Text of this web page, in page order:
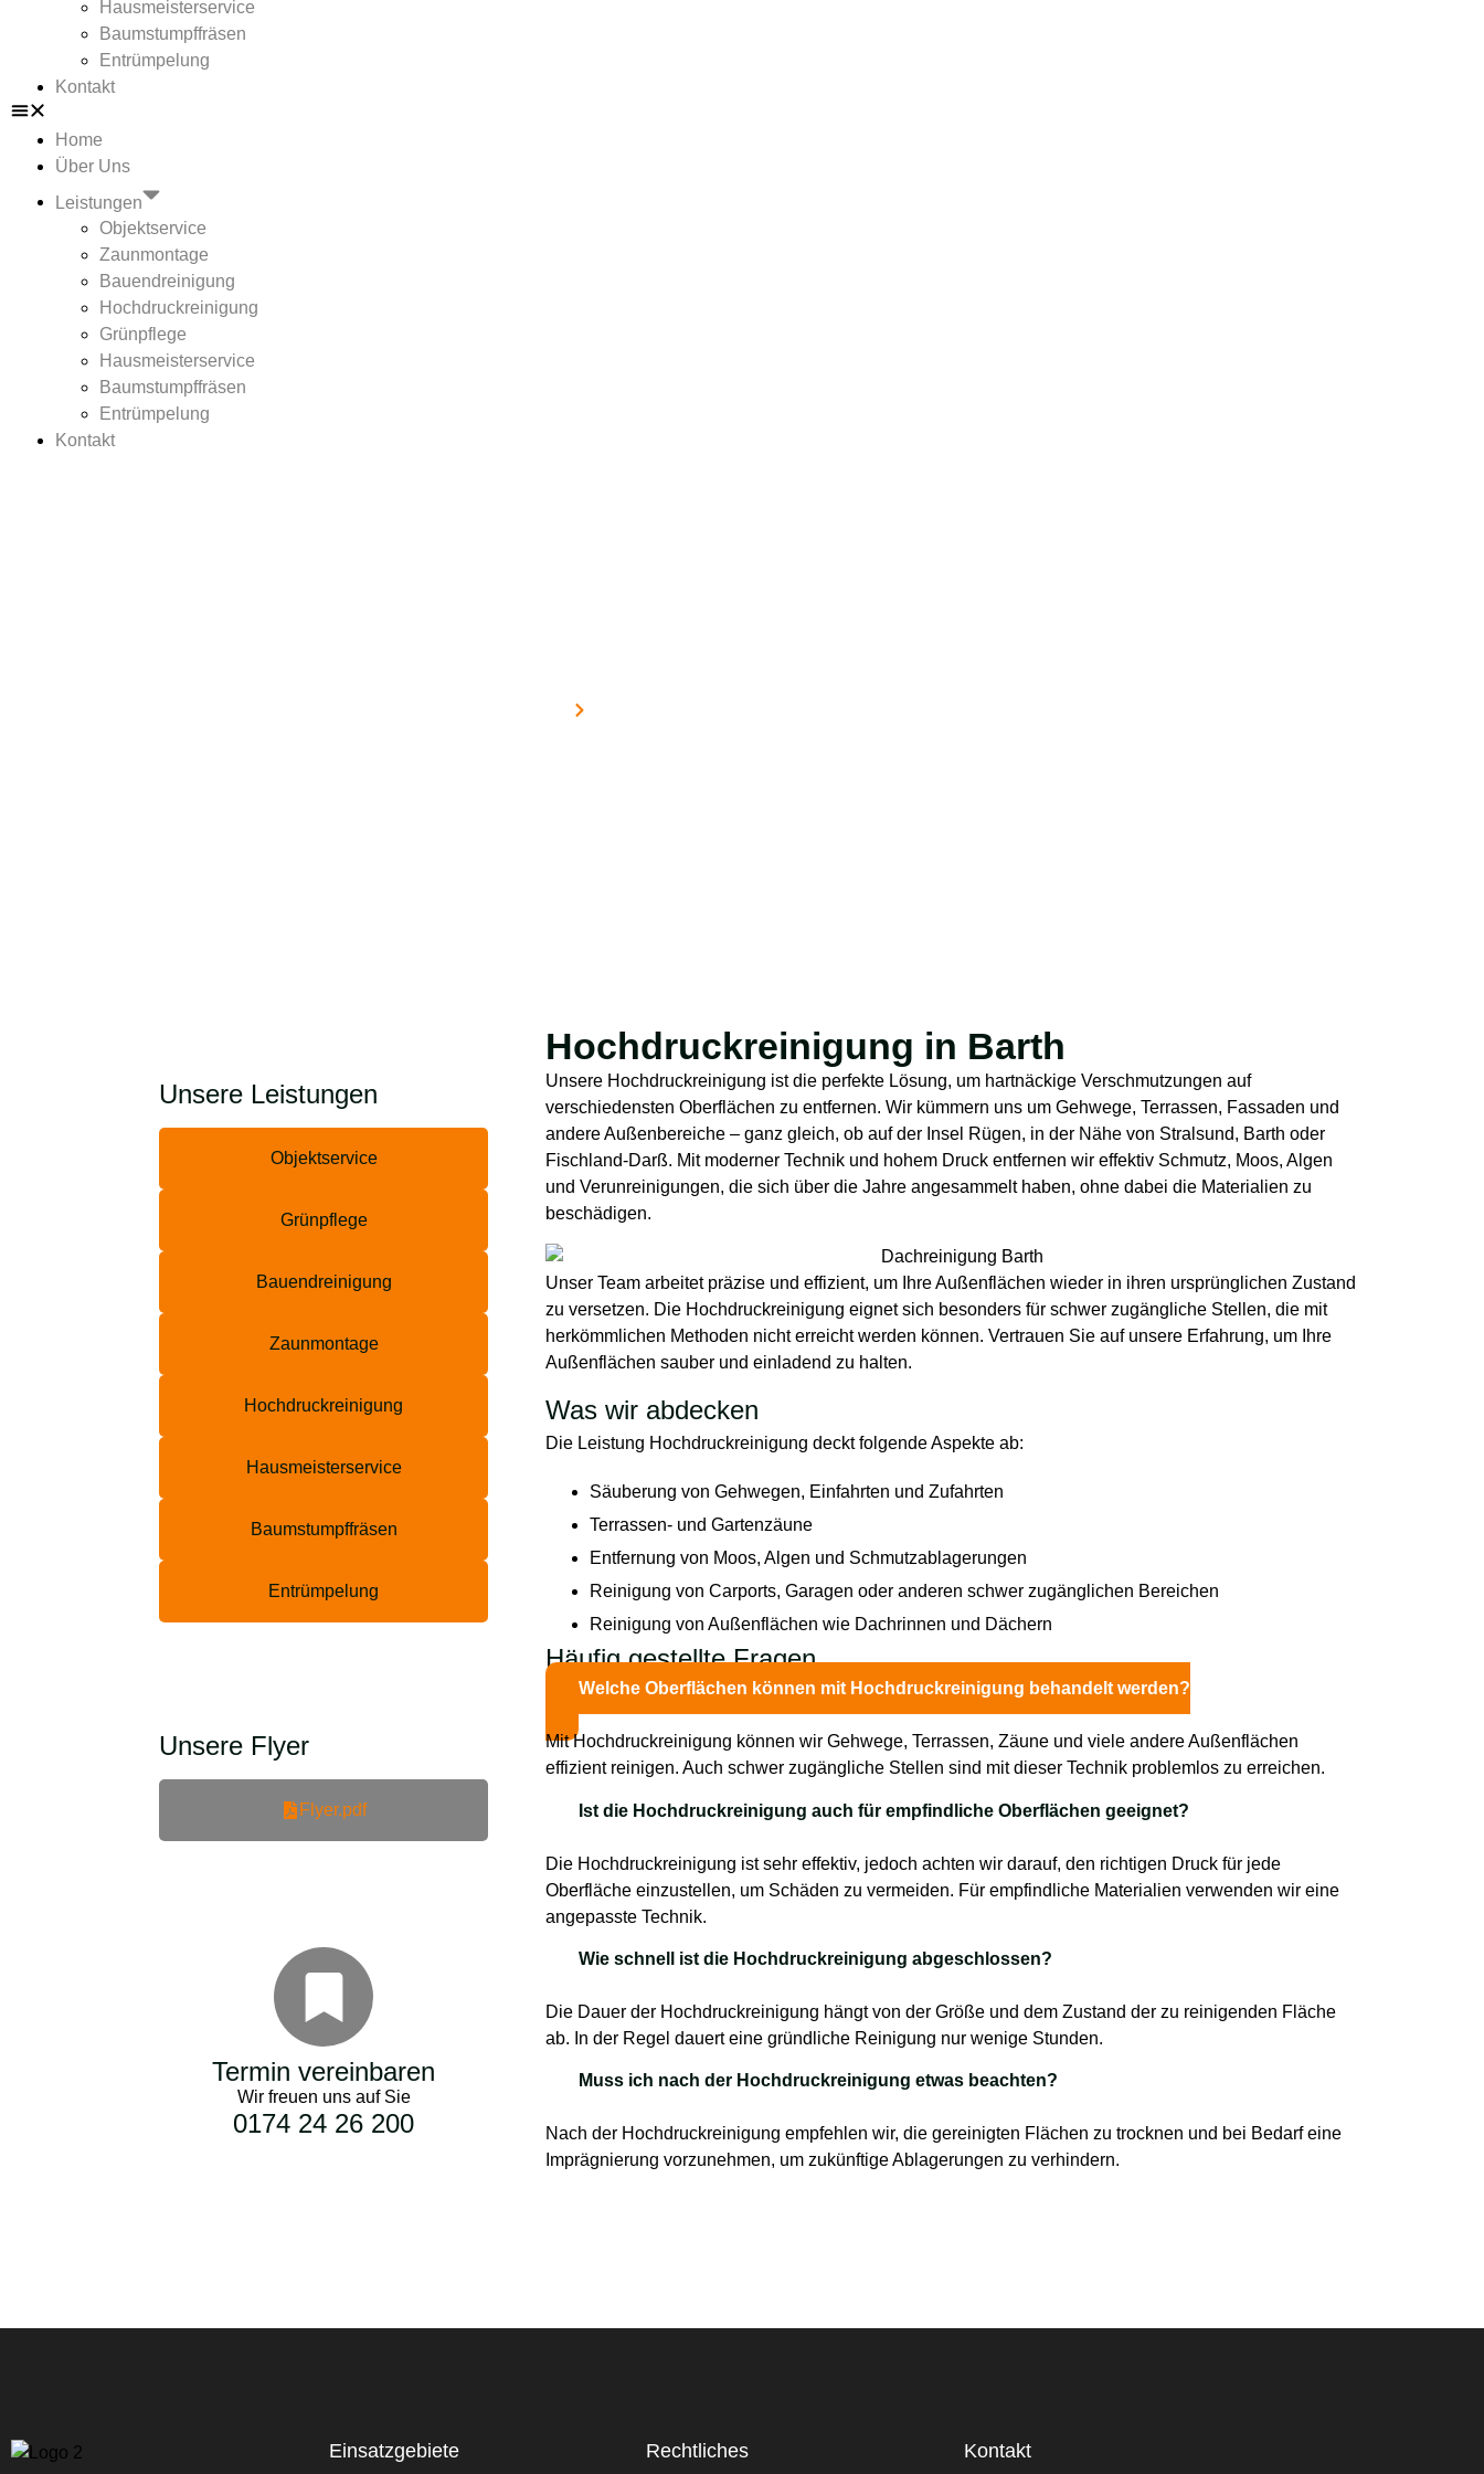
Hausmeisterservice
Baumstumpffräsen
Entrümpelung
Kontakt
Home
Über Uns
Leistungen
Objektservice
Zaunmontage
Bauendreinigung
Hochdruckreinigung
Grünpflege
Hausmeisterservice
Baumstumpffräsen
Entrümpelung
Kontakt
Unsere Leistungen
Objektservice
Grünpflege
Bauendreinigung
Zaunmontage
Hochdruckreinigung
Hausmeisterservice
Baumstumpffräsen
Entrümpelung
Unsere Flyer
Flyer.pdf
Termin vereinbaren
Wir freuen uns auf Sie
0174 24 26 200
Hochdruckreinigung in Barth
Unsere Hochdruckreinigung ist die perfekte Lösung, um hartnäckige Verschmutzungen auf
verschiedensten Oberflächen zu entfernen. Wir kümmern uns um Gehwege, Terrassen, Fassaden und
andere Außenbereiche – ganz gleich, ob auf der Insel Rügen, in der Nähe von Stralsund, Barth oder
Fischland-Darß. Mit moderner Technik und hohem Druck entfernen wir effektiv Schmutz, Moos, Algen
und Verunreinigungen, die sich über die Jahre angesammelt haben, ohne dabei die Materialien zu
beschädigen.
Unser Team arbeitet präzise und effizient, um Ihre Außenflächen wieder in ihren ursprünglichen Zustand
zu versetzen. Die Hochdruckreinigung eignet sich besonders für schwer zugängliche Stellen, die mit
herkömmlichen Methoden nicht erreicht werden können. Vertrauen Sie auf unsere Erfahrung, um Ihre
Außenflächen sauber und einladend zu halten.
Was wir abdecken
Die Leistung Hochdruckreinigung deckt folgende Aspekte ab:
Säuberung von Gehwegen, Einfahrten und Zufahrten
Terrassen- und Gartenzäune
Entfernung von Moos, Algen und Schmutzablagerungen
Reinigung von Carports, Garagen oder anderen schwer zugänglichen Bereichen
Reinigung von Außenflächen wie Dachrinnen und Dächern
Häufig gestellte Fragen
Welche Oberflächen können mit Hochdruckreinigung behandelt werden?
Mit Hochdruckreinigung können wir Gehwege, Terrassen, Zäune und viele andere Außenflächen
effizient reinigen. Auch schwer zugängliche Stellen sind mit dieser Technik problemlos zu erreichen.
Ist die Hochdruckreinigung auch für empfindliche Oberflächen geeignet?
Die Hochdruckreinigung ist sehr effektiv, jedoch achten wir darauf, den richtigen Druck für jede
Oberfläche einzustellen, um Schäden zu vermeiden. Für empfindliche Materialien verwenden wir eine
angepasste Technik.
Wie schnell ist die Hochdruckreinigung abgeschlossen?
Die Dauer der Hochdruckreinigung hängt von der Größe und dem Zustand der zu reinigenden Fläche
ab. In der Regel dauert eine gründliche Reinigung nur wenige Stunden.
Muss ich nach der Hochdruckreinigung etwas beachten?
Nach der Hochdruckreinigung empfehlen wir, die gereinigten Flächen zu trocknen und bei Bedarf eine
Imprägnierung vorzunehmen, um zukünftige Ablagerungen zu verhindern.
Einsatzgebiete Rechtliches Kontakt